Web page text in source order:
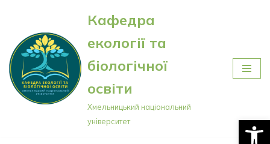
Перейти
до
вмісту
Кафедра
екології та
біологічної
освіти
Хмельницький національний
університет